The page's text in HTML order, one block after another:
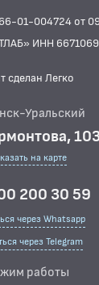
01-004724 от
ИНН
сделан Легко
Уральский
на карте
200 30 59
через Whatsapp
через Telegram
работы